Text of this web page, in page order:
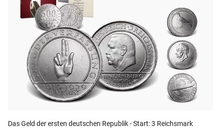
Das Geld der ersten deutschen Republik - Start: 3 Reichsmark